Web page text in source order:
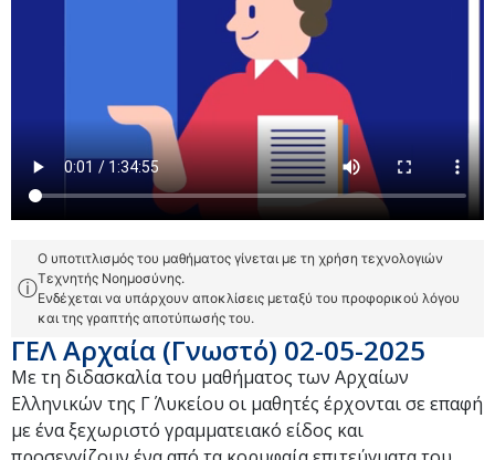
ⓘ
Ο υποτιτλισμός του μαθήματος γίνεται με τη χρήση τεχνολογιών
Τεχνητής Νοημοσύνης.
Ενδέχεται να υπάρχουν αποκλίσεις μεταξύ του προφορικού λόγου
και της γραπτής αποτύπωσής του.
ΓΕΛ Αρχαία (Γνωστό) 02-05-2025
Με τη διδασκαλία του μαθήματος των Αρχαίων
Ελληνικών της Γ΄ Λυκείου οι μαθητές έρχονται σε επαφή
με ένα ξεχωριστό γραμματειακό είδος και